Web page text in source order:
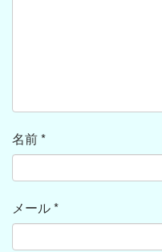
名前*
メール*